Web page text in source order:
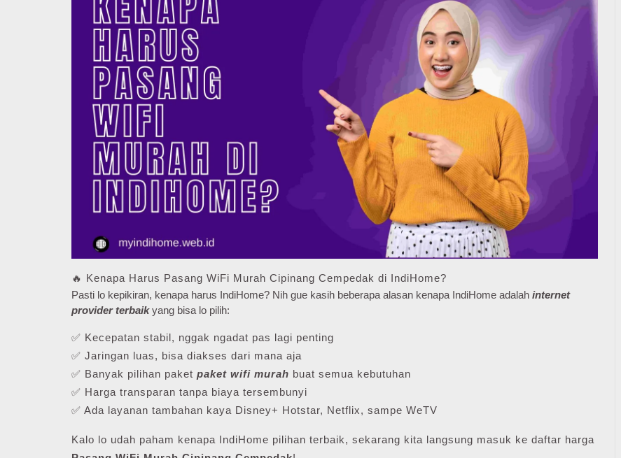
🔥 Kenapa Harus Pasang WiFi Murah Cipinang Cempedak di IndiHome?
Pasti lo kepikiran, kenapa harus IndiHome? Nih gue kasih beberapa alasan kenapa IndiHome adalah internet
provider terbaikyang bisa lo pilih:
✅ Kecepatan stabil, nggak ngadat pas lagi penting
✅ Jaringan luas, bisa diakses dari mana aja
✅ Banyak pilihan paket paket wifi murah buat semua kebutuhan
✅ Harga transparan tanpa biaya tersembunyi
✅ Ada layanan tambahan kaya Disney+ Hotstar, Netflix, sampe WeTV
Kalo lo udah paham kenapa IndiHome pilihan terbaik, sekarang kita langsung masuk ke daftar harga